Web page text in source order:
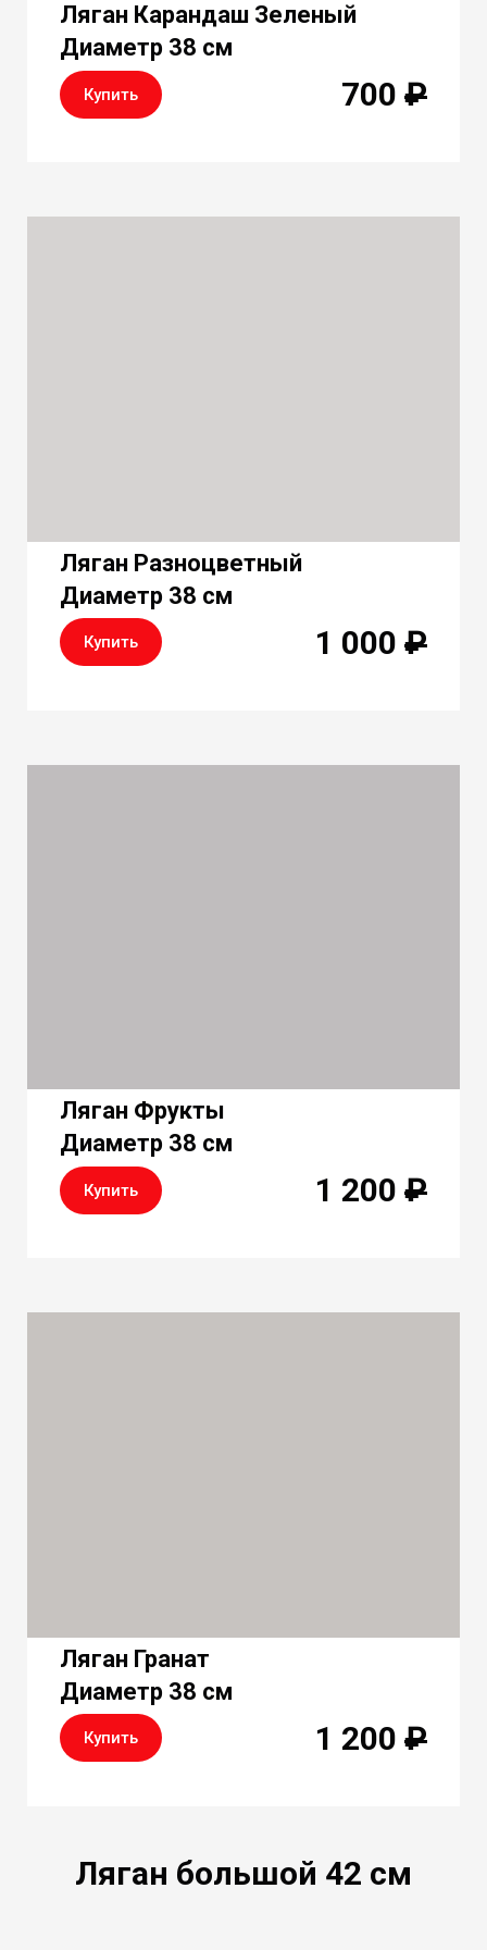
Ляган Карандаш Зеленый
Диаметр 38 см
Купить 700 ₽
Ляган Разноцветный
Диаметр 38 см
Купить 1 000 ₽
Ляган Фрукты
Диаметр 38 см
Купить 1 200 ₽
Ляган Гранат
Диаметр 38 см
Купить 1 200 ₽
Ляган большой 42 см